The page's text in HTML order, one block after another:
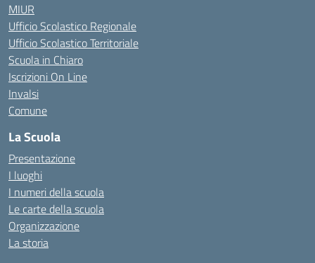
MIUR
Ufficio Scolastico Regionale
Ufficio Scolastico Territoriale
Scuola in Chiaro
Iscrizioni On Line
Invalsi
Comune
La Scuola
Presentazione
I luoghi
I numeri della scuola
Le carte della scuola
Organizzazione
La storia